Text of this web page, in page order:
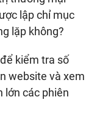
lập chỉ mục
lặp không?
kiểm tra số
website và xem
lớn các phiên